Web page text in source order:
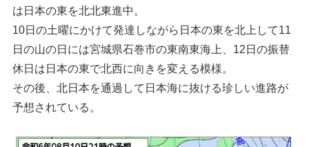
は日本の東を北北東進中。
10日の土曜にかけて発達しながら日本の東を北上して11
日の山の日には宮城県石巻市の東南東海上、12日の振替
休日は日本の東で北西に向きを変える模様。
その後、北日本を通過して日本海に抜ける珍しい進路が
予想されている。